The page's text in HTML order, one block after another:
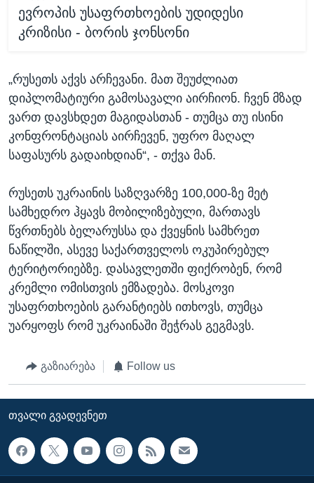
ევროპის უსაფრთხოების უდიდესი
კრიზისი - ბორის ჯონსონი
„რუსეთს აქვს არჩევანი. მათ შეუძლიათ
დიპლომატიური გამოსავალი აირჩიონ. ჩვენ მზად
ვართ დავსხდეთ მაგიდასთან - თუმცა თუ ისინი
კონფრონტაციას აირჩევენ, უფრო მაღალ
საფასურს გადაიხდიან“, - თქვა მან.
რუსეთს უკრაინის საზღვარზე 100,000-ზე მეტ
სამხედრო ჰყავს მობილიზებული, მართავს
წვრთნებს ბელარუსსა და ქვეყნის სამხრეთ
ნაწილში, ასევე საქართველოს ოკუპირებულ
ტერიტორიებზე. დასავლეთში ფიქრობენ, რომ
კრემლი ომისთვის ემზადება. მოსკოვი
უსაფრთხოების გარანტიებს ითხოვს, თუმცა
უარყოფს რომ უკრაინაში შეჭრას გეგმავს.
გაზიარება Follow us
ᲗᲕᲐᲚᲘ ᲒᲕᲐᲓᲔᲕᲜᲔᲗ